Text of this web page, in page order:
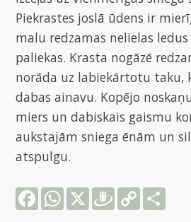
Piekrastes joslā ūdens ir
malu redzamas nelielas
paliekas. Krasta nogāzē
norāda uz labiekārtotu taku,
dabas ainavu. Kopējo
miers un dabiskais gaismu
aukstajām sniega ēnām un
atspulgu.
FacebookWhatsApp
X Draugiem
Copy
Link